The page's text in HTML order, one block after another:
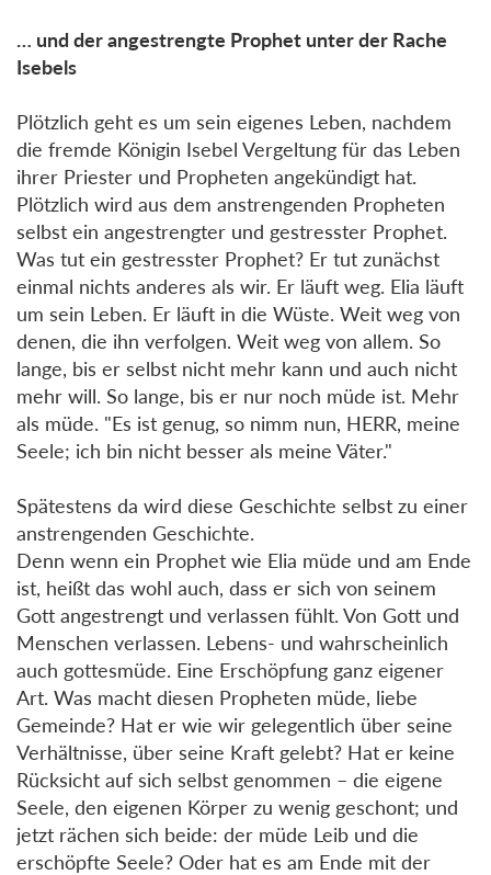
… und der angestrengte Prophet unter der Rache
Isebels
Plötzlich geht es um sein eigenes Leben, nachdem
die fremde Königin Isebel Vergeltung für das Leben
ihrer Priester und Propheten angekündigt hat.
Plötzlich wird aus dem anstrengenden Propheten
selbst ein angestrengter und gestresster Prophet.
Was tut ein gestresster Prophet? Er tut zunächst
einmal nichts anderes als wir. Er läuft weg. Elia läuft
um sein Leben. Er läuft in die Wüste. Weit weg von
denen, die ihn verfolgen. Weit weg von allem. So
lange, bis er selbst nicht mehr kann und auch nicht
mehr will. So lange, bis er nur noch müde ist. Mehr
als müde. "Es ist genug, so nimm nun, HERR, meine
Seele; ich bin nicht besser als meine Väter."
Spätestens da wird diese Geschichte selbst zu einer
anstrengenden Geschichte.
Denn wenn ein Prophet wie Elia müde und am Ende
ist, heißt das wohl auch, dass er sich von seinem
Gott angestrengt und verlassen fühlt. Von Gott und
Menschen verlassen. Lebens- und wahrscheinlich
auch gottesmüde. Eine Erschöpfung ganz eigener
Art. Was macht diesen Propheten müde, liebe
Gemeinde? Hat er wie wir gelegentlich über seine
Verhältnisse, über seine Kraft gelebt? Hat er keine
Rücksicht auf sich selbst genommen – die eigene
Seele, den eigenen Körper zu wenig geschont; und
jetzt rächen sich beide: der müde Leib und die
erschöpfte Seele? Oder hat es am Ende mit der